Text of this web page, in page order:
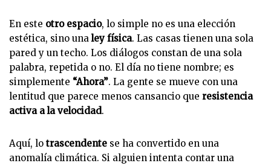
En este otro espacio, lo simple no es una elección
estética, sino unaley física. Las casas tienen una sola
pared y un techo. Los diálogos constan de una sola
palabra, repetida o no. El día no tiene nombre; es
simplemente “Ahora”. La gente se mueve con una
lentitud que parece menos cansancio que resistencia
activa a la velocidad.
Aquí, lo trascendente se ha convertido en una
anomalía climática. Si alguien intenta contar una